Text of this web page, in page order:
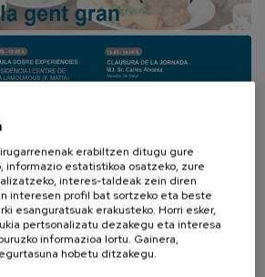
erabiltzen ditugu gure
informazio estatistikoa osatzeko, zure
interes-taldeak zein diren
interesen profil bat sortzeko eta beste
esanguratsuak erakusteko. Horri esker,
pertsonalizatu dezakegu eta interesa
informazioa lortu. Gainera,
hobetu ditzakegu.